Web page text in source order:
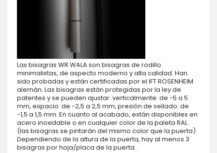
Las bisagras WR WALA son bisagras de rodillo
minimalistas, de aspecto moderno y alta calidad. Han
sido probadas y están certificadas por el IFT ROSENHEIM
alemán. Las bisagras están protegidas por la ley de
patentes y se pueden ajustar: verticalmente: de -5 a 5
mm, espacio: de -2,5 a 2,5 mm, presión de sellado: de
-1,5 a 1,5 mm. En cuanto al acabado, están disponibles en
acero inoxidable o en cualquier color de la paleta RAL
(las bisagras se pintarán del mismo color que la puerta).
Dependiendo de la altura de la puerta, hay al menos 3
bisagras por hoja/placa de la puerta..